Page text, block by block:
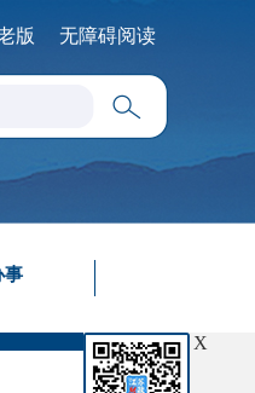
版 无障碍阅读
事
X